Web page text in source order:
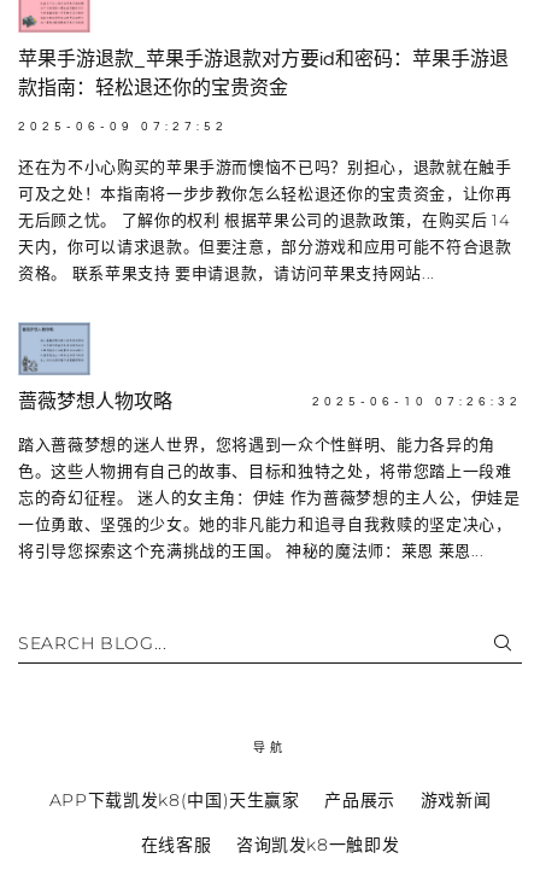
苹果手游退款_苹果手游退款对方要id和密码：苹果手游退
款指南：轻松退还你的宝贵资金
2025-06-09 07:27:52
还在为不小心购买的苹果手游而懊恼不已吗？别担心，退款就在触手
可及之处！本指南将一步步教你怎么轻松退还你的宝贵资金，让你再
无后顾之忧。 了解你的权利 根据苹果公司的退款政策，在购买后 14
天内，你可以请求退款。但要注意，部分游戏和应用可能不符合退款
资格。 联系苹果支持 要申请退款，请访问苹果支持网站...
蔷薇梦想人物攻略 2025-06-10 07:26:32
踏入蔷薇梦想的迷人世界，您将遇到一众个性鲜明、能力各异的角
色。这些人物拥有自己的故事、目标和独特之处，将带您踏上一段难
忘的奇幻征程。 迷人的女主角：伊娃 作为蔷薇梦想的主人公，伊娃是
一位勇敢、坚强的少女。她的非凡能力和追寻自我救赎的坚定决心，
将引导您探索这个充满挑战的王国。 神秘的魔法师：莱恩 莱恩...
SEARCH BLOG...
导航
APP下载凯发k8(中国)天生赢家 产品展示 游戏新闻
在线客服 咨询凯发k8一触即发